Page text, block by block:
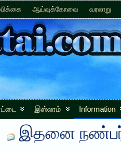
ஆய்வுக்கோவை வரலாறு
இஸ்லாம் Information
இதனை